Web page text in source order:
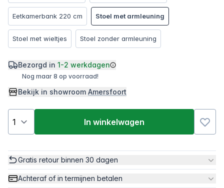
Eetkamerbank 220 cm Stoel met armleuning
Stoel met wieltjes Stoel zonder armleuning
Bezorgd in 1-2 werkdagen
Nog maar 8 op voorraad!
Bekijk in showroom Amersfoort
In winkelwagen
Gratis retour binnen 30 dagen
Achteraf of in termijnen betalen